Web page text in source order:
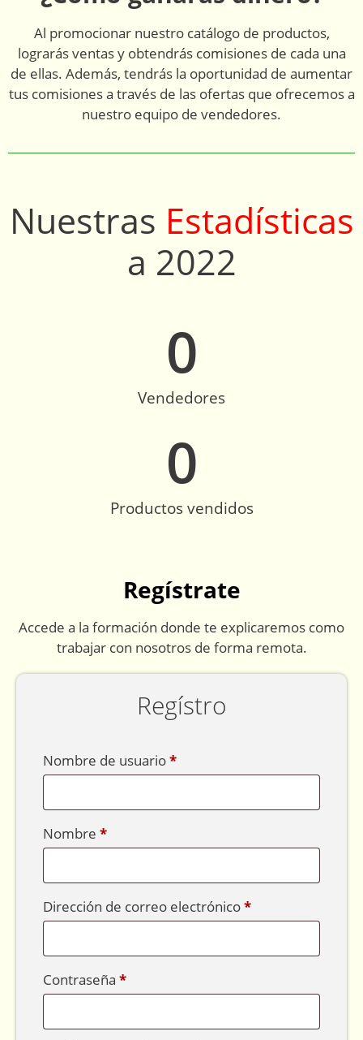
Al promocionar nuestro catálogo de productos,
lograrás ventas y obtendrás comisiones de cada una
de ellas. Además, tendrás la oportunidad de aumentar
tus comisiones a través de las ofertas que ofrecemos a
nuestro equipo de vendedores.
Nuestras Estadísticas
a 2022
Vendedores
0
Productos vendidos
0
Regístrate
Accede a la formación donde te explicaremos como
trabajar con nosotros de forma remota.
Regístro
Nombre de usuario*
Nombre *
Dirección de correo electrónico*
Contraseña *